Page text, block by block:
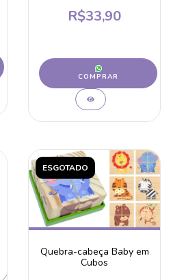
R$33,90
COMPRAR
ESGOTADO
Quebra-cabeça Baby em
Cubos